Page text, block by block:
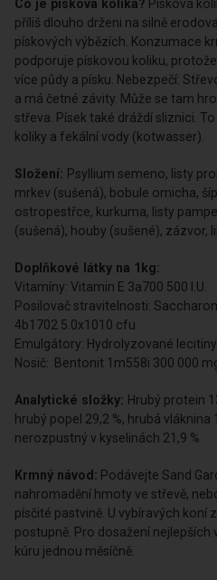
Co je písková kolika? Písková
příliš dlouho drženi na silně
pískových výbězích. Konzumace
podporuje pískovou koliku,
více půdy a písku. Nebezpečí:
a má četné závity. Může se tam
střeva. Písek také dráždí sliznici.
koliky a fekální vody (kotwasser).
Složení: Psyllium semeno, listy
mrkev (sušená), bobule omicha,
ostropestřce, kurkuma, listy
(sušená), houby (sušené), zázvor,
Doplňkové látky na 1kg:
Vitamíny: Vitamin E 3a700 500 I.U.
Posilovač stravitelnosti:
4b1702 5.0x1010 cfu
Emulgátory: Hydrolyzované
Nosič: Bentonit 1m558i 300 000
Analytické složky: Hrubý protein
hrubý popel 29,2 %, hrubá vláknina
nerozpustný v kyselinách 21,9 %
Krmný návod: Podávejte Sand
nahromadění hmoty ve střevě,
písčité pastvině. U vybíravých koní
postupně. Pro dosažení nejlepších
kúru jednou měsíčně.